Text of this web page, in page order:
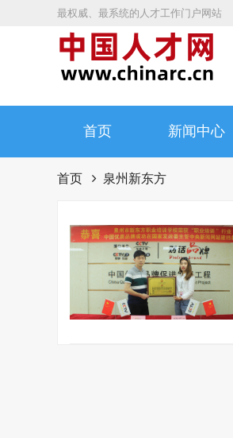
最权威、最系统的人才工作门户网站
首页 新闻中心
首页 泉州新东方